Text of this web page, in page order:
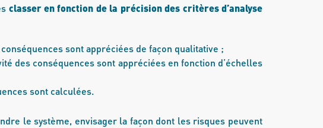
classer en fonction de la précision des critères d’analyse
sont appréciées de façon qualitative ;
des conséquences sont appréciées en fonction d’échelles
sont calculées.
le système, envisager la façon dont les risques peuvent